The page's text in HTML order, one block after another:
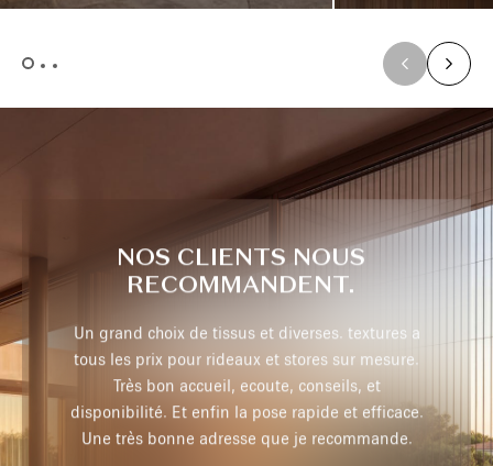
NOS CLIENTS NOUS
RECOMMANDENT.
a
et
Très professionnel, je recommande
29 juillet 2026